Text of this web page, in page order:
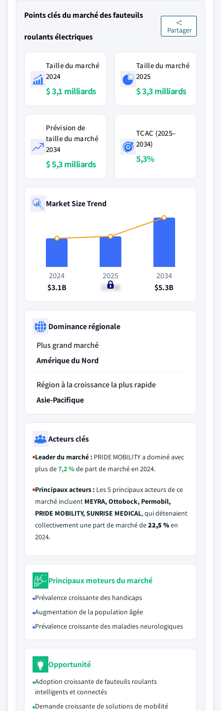
Points clés du marché des fauteuils
roulants électriques
Partager
Taille du marché
2024
$ 3,1 milliards
Taille du marché
2025
$ 3,3 milliards
Prévision de
taille du marché
2034
$ 5,3 milliards
TCAC (2025–
2034)
5,3%
Market Size Trend
2024
$3.1B
2025
$3.3B
2034
$5.3B
Dominance régionale
Plus grand marché
Amérique du Nord
Région à la croissance la plus rapide
Asie-Pacifique
Acteurs clés
Leader du marché : PRIDE MOBILITY a dominé avec
plus de7,2 %de part de marché en 2024.
Principaux acteurs : Les 5 principaux acteurs de ce
marché incluent MEYRA, Ottobock, Permobil,
PRIDE MOBILITY, SUNRISE MEDICAL, qui détenaient
collectivement une part de marché de22,5 %en
2024.
Principaux moteurs du marché
Prévalence croissante des handicaps
Augmentation de la population âgée
Prévalence croissante des maladies neurologiques
Opportunité
Adoption croissante de fauteuils roulants
intelligents et connectés
Demande croissante de solutions de mobilité